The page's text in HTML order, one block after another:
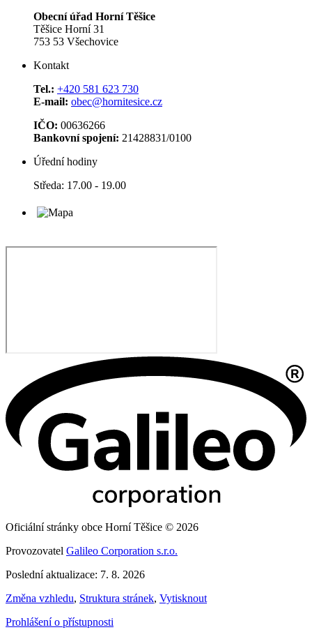
Obecní úřad Horní Těšice
Těšice Horní 31
753 53 Všechovice
Kontakt
Tel.: +420 581 623 730
E-mail: obec@hornitesice.cz
IČO: 00636266
Bankovní spojení: 21428831/0100
Úřední hodiny
Středa: 17.00 - 19.00
Oficiální stránky obce Horní Těšice © 2026
Provozovatel Galileo Corporation s.r.o.
Poslední aktualizace: 7. 8. 2026
Změna vzhledu, Struktura stránek, Vytisknout
Prohlášení o přístupnosti